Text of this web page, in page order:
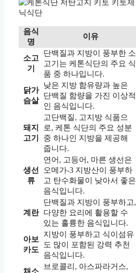
음식
명
이유
소고
기
단백질과 지방이 풍부한 소
고기는 케톤식단의 주요 식
품 중 하나입니다.
닭가
슴살
낮은 지방 함유량과 높은
단백질 함량을 가진 이상적
인 음식입니다.
돼지
고기
고단백질, 고지방 식품으
로, 케톤 식단의 주요 성분
중 하나인 지방을 제공해
줍니다.
생선
류
연어, 고등어, 마른 생선은
오메가-3 지방산이 풍부하
고 탄수화물이 낮아서 좋은
음식입니다.
계란
단백질과 지방이 풍부하고,
다양한 요리에 활용할 수
있는 훌륭한 음식입니다.
아보
카도
지방이 풍부하고 식이섬유
도 많이 포함된 강력 추천
음식입니다.
브로콜리, 아스파라거스,